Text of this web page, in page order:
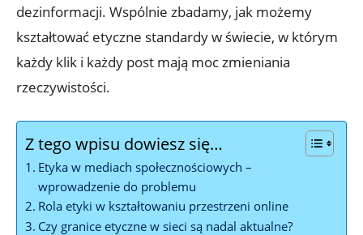
dezinformacji. Wspólnie zbadamy, jak możemy
kształtować etyczne standardy w świecie, w którym
każdy klik i każdy post mają moc zmieniania
rzeczywistości.
Z tego wpisu dowiesz się…
Etyka w mediach społecznościowych –
wprowadzenie do problemu
Rola etyki w kształtowaniu przestrzeni online
Czy granice etyczne w sieci są nadal aktualne?